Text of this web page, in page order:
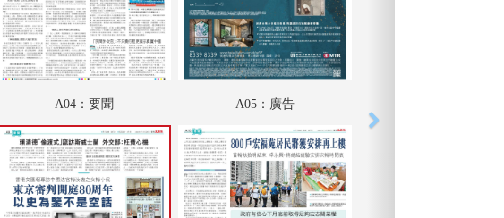
A04：要聞 A05：廣告